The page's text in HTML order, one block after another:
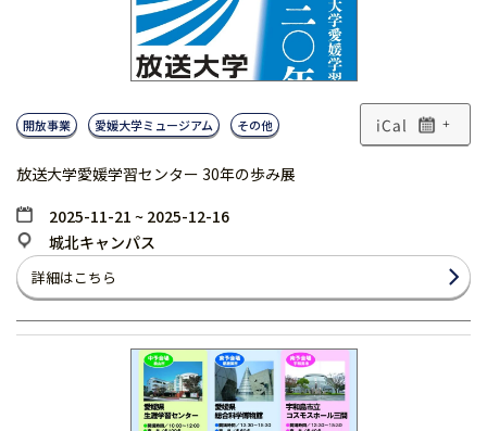
開放事業 愛媛大学ミュージアム その他 +
放送大学愛媛学習センター 30年の歩み展
2025-11-21 ~ 2025-12-16
城北キャンパス
詳細はこちら